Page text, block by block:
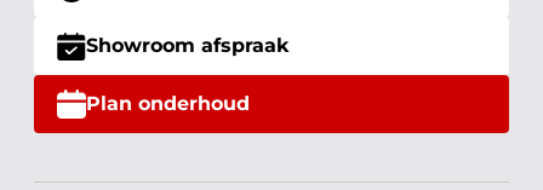
Showroom afspraak
Plan onderhoud